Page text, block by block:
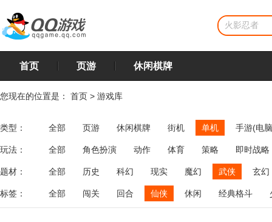
首页 页游 休闲棋牌
您现在的位置是： 首页 > 游戏库
类型： 全部 页游 休闲棋牌 街机 单机 手游(电
玩法： 全部 角色扮演 动作 体育 策略
即时战略
飞行
恋爱 第三人称射击 棋类 牌类 麻将
题材： 全部 历史 科幻 现实 魔幻 武侠 玄幻
标签： 全部 闯关 回合 仙侠 休闲 经典格斗